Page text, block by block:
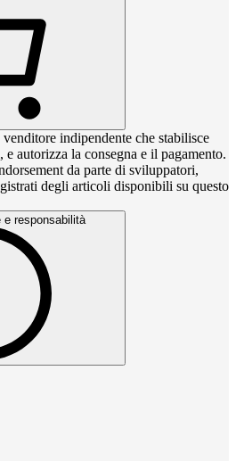
indipendente che stabilisce
autorizza la consegna e il pagamento.
da parte di sviluppatori,
degli articoli disponibili su questo
e responsabilità